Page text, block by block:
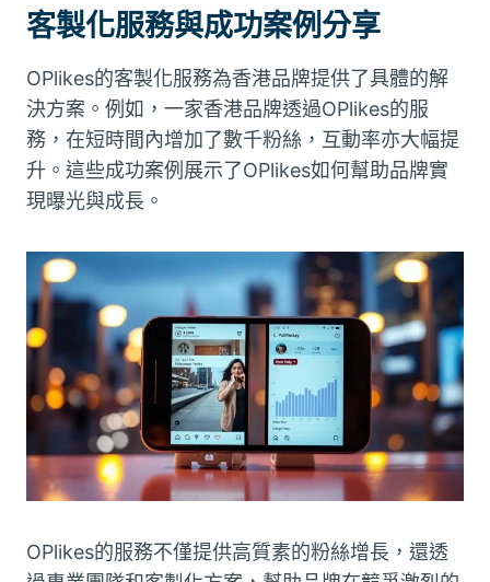
客製化服務與成功案例分享
OPlikes的客製化服務為香港品牌提供了具體的解
決方案。例如，一家香港品牌透過OPlikes的服
務，在短時間內增加了數千粉絲，互動率亦大幅提
升。這些成功案例展示了OPlikes如何幫助品牌實
現曝光與成長。
OPlikes的服務不僅提供高質素的粉絲增長，還透